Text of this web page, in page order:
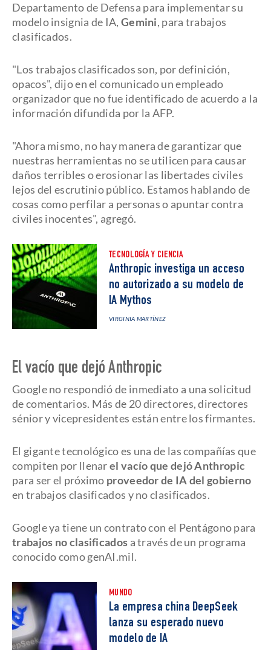
Departamento de Defensa para implementar su
modelo insignia de IA, Gemini, para trabajos
clasificados.
"Los trabajos clasificados son, por definición,
opacos", dijo en el comunicado un empleado
organizador que no fue identificado de acuerdo a la
información difundida por la AFP.
"Ahora mismo, no hay manera de garantizar que
nuestras herramientas no se utilicen para causar
daños terribles o erosionar las libertades civiles
lejos del escrutinio público. Estamos hablando de
cosas como perfilar a personas o apuntar contra
civiles inocentes", agregó.
TECNOLOGÍA Y CIENCIA
Anthropic investiga un acceso
no autorizado a su modelo de
IA Mythos
VIRGINIA MARTÍNEZ
El vacío que dejó Anthropic
Google no respondió de inmediato a una solicitud
de comentarios. Más de 20 directores, directores
sénior y vicepresidentes están entre los firmantes.
El gigante tecnológico es una de las compañías que
compiten por llenarel vacío que dejó Anthropic
para ser el próximo proveedor de IA del gobierno
en trabajos clasificados y no clasificados.
Google ya tiene un contrato con el Pentágono para
trabajos no clasificados a través de un programa
conocido como genAI.mil.
MUNDO
La empresa china DeepSeek
lanza su esperado nuevo
modelo de IA